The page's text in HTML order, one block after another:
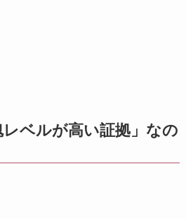
ベルが高い証拠」なの